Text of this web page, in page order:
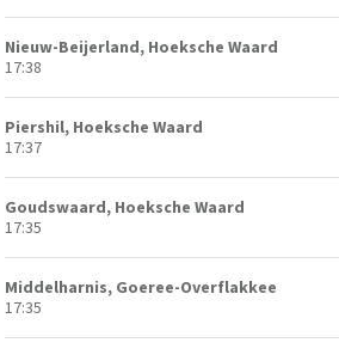
Nieuw-Beijerland, Hoeksche Waard
17:38
Piershil, Hoeksche Waard
17:37
Goudswaard, Hoeksche Waard
17:35
Middelharnis, Goeree-Overflakkee
17:35